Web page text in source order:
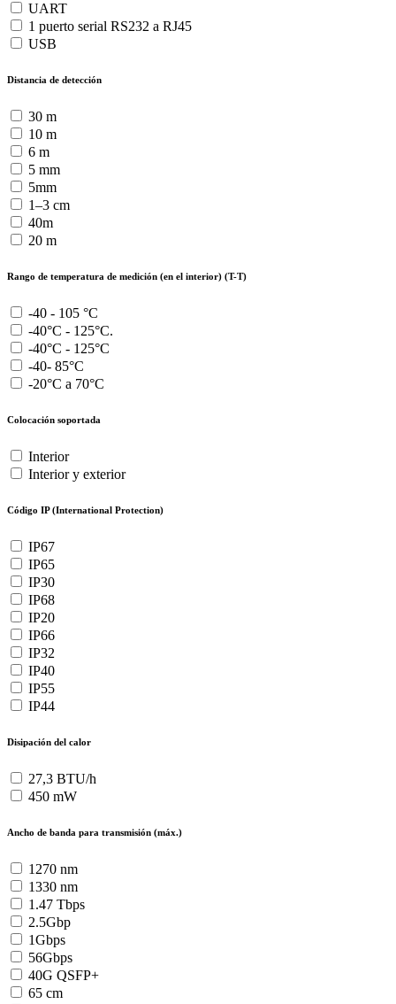
UART
1 puerto serial RS232 a RJ45
USB
Distancia de detección
30 m
10 m
6 m
5 mm
5mm
1–3 cm
40m
20 m
Rango de temperatura de medición (en el interior) (T-T)
-40 - 105 °C
-40°C - 125°C.
-40°C - 125°C
-40- 85°C
-20°C a 70°C
Colocación soportada
Interior
Interior y exterior
Código IP (International Protection)
IP67
IP65
IP30
IP68
IP20
IP66
IP32
IP40
IP55
IP44
Disipación del calor
27,3 BTU/h
450 mW
Ancho de banda para transmisión (máx.)
1270 nm
1330 nm
1.47 Tbps
2.5Gbp
1Gbps
56Gbps
40G QSFP+
65 cm